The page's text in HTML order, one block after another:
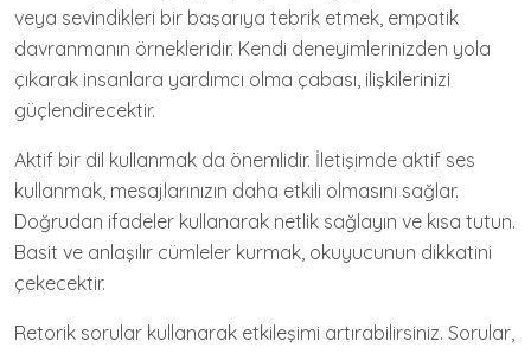
veya sevindikleri bir başarıya tebrik etmek, empatik
davranmanın örnekleridir. Kendi deneyimlerinizden yola
çıkarak insanlara yardımcı olma çabası, ilişkilerinizi
güçlendirecektir.
Aktif bir dil kullanmak da önemlidir. İletişimde aktif ses
kullanmak, mesajlarınızın daha etkili olmasını sağlar.
Doğrudan ifadeler kullanarak netlik sağlayın ve kısa tutun.
Basit ve anlaşılır cümleler kurmak, okuyucunun dikkatini
çekecektir.
Retorik sorular kullanarak etkileşimi artırabilirsiniz. Sorular,